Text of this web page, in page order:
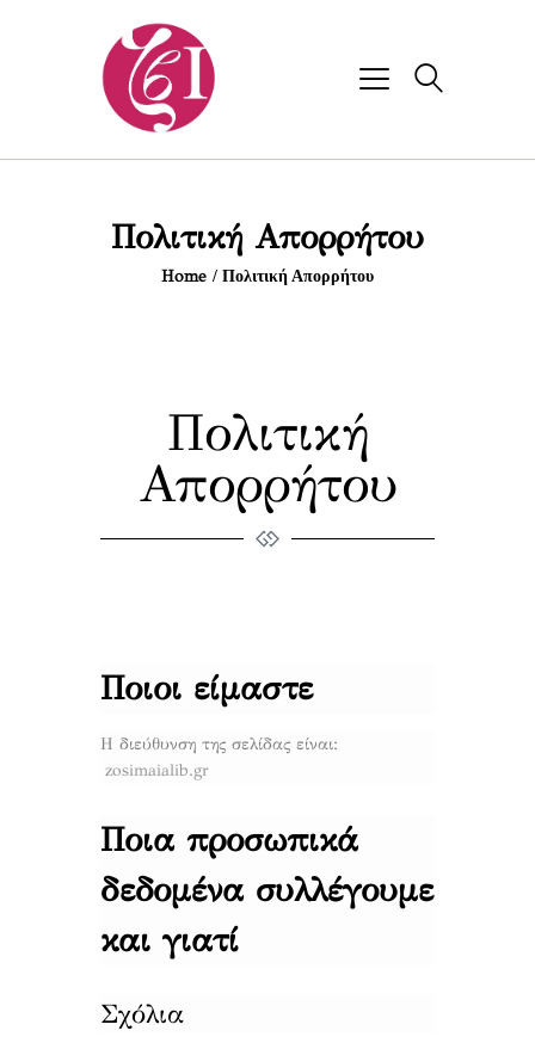
Πολιτική Απορρήτου
Home Πολιτική Απορρήτου
Πολιτική
Απορρήτου
Ποιοι είμαστε
Η διεύθυνση της σελίδας είναι:
zosimaialib.gr
Ποια προσωπικά
δεδομένα συλλέγουμε
και γιατί
Σχόλια